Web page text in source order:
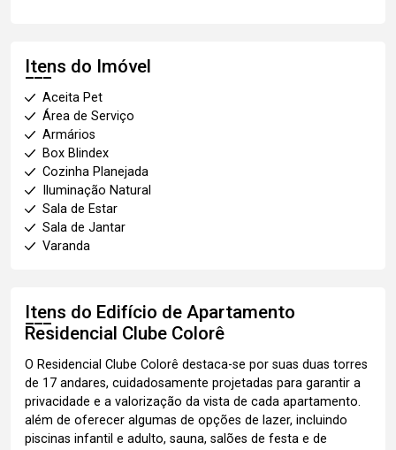
Itens do Imóvel
Aceita Pet
Área de Serviço
Armários
Box Blindex
Cozinha Planejada
Iluminação Natural
Sala de Estar
Sala de Jantar
Varanda
Itens do Edifício de Apartamento
Residencial Clube Colorê
O Residencial Clube Colorê destaca-se por suas duas torres
de 17 andares, cuidadosamente projetadas para garantir a
privacidade e a valorização da vista de cada apartamento.
além de oferecer algumas de opções de lazer, incluindo
piscinas infantil e adulto, sauna, salões de festa e de